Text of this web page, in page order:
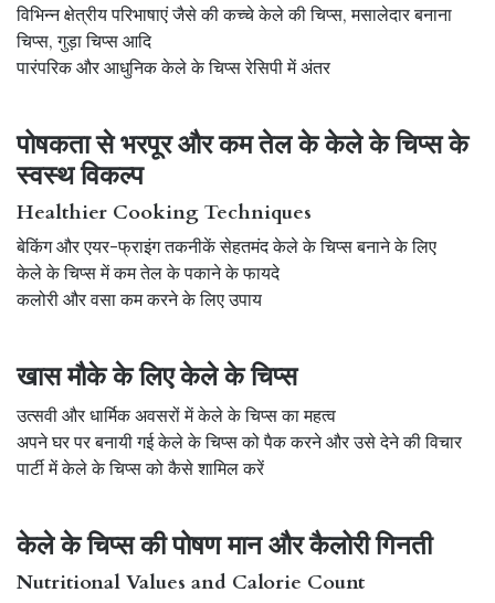
विभिन्न क्षेत्रीय परिभाषाएं जैसे की कच्चे केले की चिप्स, मसालेदार बनाना
चिप्स, गुड़ा चिप्स आदि
पारंपरिक और आधुनिक केले के चिप्स रेसिपी में अंतर
पोषकता से भरपूर और कम तेल के केले के चिप्स के
स्वस्थ विकल्प
Healthier Cooking Techniques
बेकिंग और एयर-फ्राइंग तकनीकें सेहतमंद केले के चिप्स बनाने के लिए
केले के चिप्स में कम तेल के पकाने के फायदे
कलोरी और वसा कम करने के लिए उपाय
खास मौके के लिए केले के चिप्स
उत्सवी और धार्मिक अवसरों में केले के चिप्स का महत्व
अपने घर पर बनायी गई केले के चिप्स को पैक करने और उसे देने की विचार
पार्टी में केले के चिप्स को कैसे शामिल करें
केले के चिप्स की पोषण मान और कैलोरी गिनती
Nutritional Values and Calorie Count